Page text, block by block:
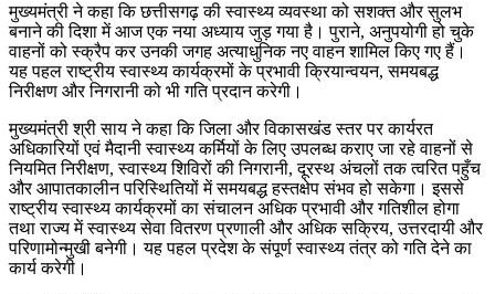
मुख्यमंत्री ने कहा कि छत्तीसगढ़ की स्वास्थ्य व्यवस्था को सशक्त और सुलभ
बनाने की दिशा में आज एक नया अध्याय जुड़ गया है। पुराने, अनुपयोगी हो चुके
वाहनों को स्क्रैप कर उनकी जगह अत्याधुनिक नए वाहन शामिल किए गए हैं।
यह पहल राष्ट्रीय स्वास्थ्य कार्यक्रमों के प्रभावी क्रियान्वयन, समयबद्ध
निरीक्षण और निगरानी को भी गति प्रदान करेगी।
मुख्यमंत्री श्री साय ने कहा कि जिला और विकासखंड स्तर पर कार्यरत
अधिकारियों एवं मैदानी स्वास्थ्य कर्मियों के लिए उपलब्ध कराए जा रहे वाहनों से
नियमित निरीक्षण, स्वास्थ्य शिविरों की निगरानी, दूरस्थ अंचलों तक त्वरित पहुँच
और आपातकालीन परिस्थितियों में समयबद्ध हस्तक्षेप संभव हो सकेगा। इससे
राष्ट्रीय स्वास्थ्य कार्यक्रमों का संचालन अधिक प्रभावी और गतिशील होगा
तथा राज्य में स्वास्थ्य सेवा वितरण प्रणाली और अधिक सक्रिय, उत्तरदायी और
परिणामोन्मुखी बनेगी। यह पहल प्रदेश के संपूर्ण स्वास्थ्य तंत्र को गति देने का
कार्य करेगी।